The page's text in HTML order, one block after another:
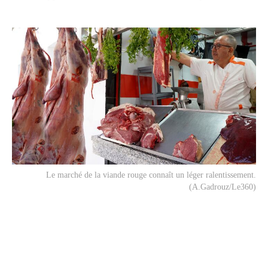
Le marché de la viande rouge connaît un léger ralentissement.
(A.Gadrouz/Le360)